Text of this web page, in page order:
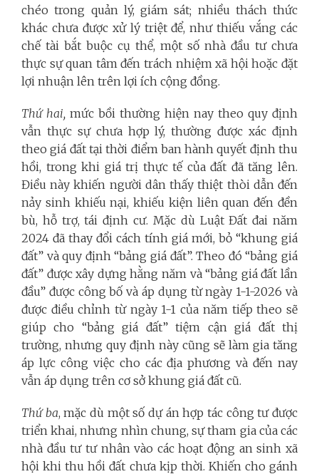
chéo trong quản lý, giám sát; nhiều thách thức
khác chưa được xử lý triệt để, như thiếu vắng các
chế tài bắt buộc cụ thể, một số nhà đầu tư chưa
thực sự quan tâm đến trách nhiệm xã hội hoặc đặt
lợi nhuận lên trên lợi ích cộng đồng.
Thứ hai, mức bồi thường hiện nay theo quy định
vẫn thực sự chưa hợp lý, thường được xác định
theo giá đất tại thời điểm ban hành quyết định thu
hồi, trong khi giá trị thực tế của đất đã tăng lên.
Điều này khiến người dân thấy thiệt thòi dẫn đến
nảy sinh khiếu nại, khiếu kiện liên quan đến đền
bù, hỗ trợ, tái định cư. Mặc dù Luật Đất đai năm
2024 đã thay đổi cách tính giá mới, bỏ “khung giá
đất” và quy định “bảng giá đất”. Theo đó “bảng giá
đất” được xây dựng hằng năm và “bảng giá đất lần
đầu” được công bố và áp dụng từ ngày 1-1-2026 và
được điều chỉnh từ ngày 1-1 của năm tiếp theo sẽ
giúp cho “bảng giá đất” tiệm cận giá đất thị
trường, nhưng quy định này cũng sẽ làm gia tăng
áp lực công việc cho các địa phương và đến nay
vẫn áp dụng trên cơ sở khung giá đất cũ.
Thứ ba, mặc dù một số dự án hợp tác công tư được
triển khai, nhưng nhìn chung, sự tham gia của các
nhà đầu tư tư nhân vào các hoạt động an sinh xã
hội khi thu hồi đất chưa kịp thời. Khiến cho gánh